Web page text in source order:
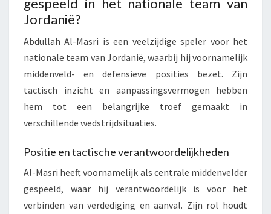
gespeeld in het nationale team van
Jordanië?
Abdullah Al-Masri is een veelzijdige speler voor het
nationale team van Jordanië, waarbij hij voornamelijk
middenveld- en defensieve posities bezet. Zijn
tactisch inzicht en aanpassingsvermogen hebben
hem tot een belangrijke troef gemaakt in
verschillende wedstrijdsituaties.
Positie en tactische verantwoordelijkheden
Al-Masri heeft voornamelijk als centrale middenvelder
gespeeld, waar hij verantwoordelijk is voor het
verbinden van verdediging en aanval. Zijn rol houdt